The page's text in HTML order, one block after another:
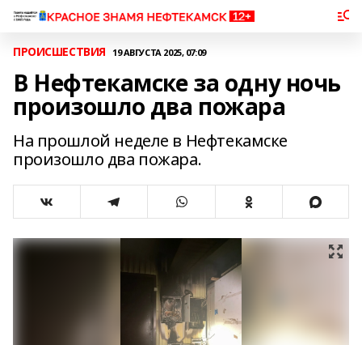
ПРОИСШЕСТВИЯ 19 АВГУСТА 2025, 07:09
В Нефтекамске за одну ночь
произошло два пожара
На прошлой неделе в Нефтекамске
произошло два пожара.